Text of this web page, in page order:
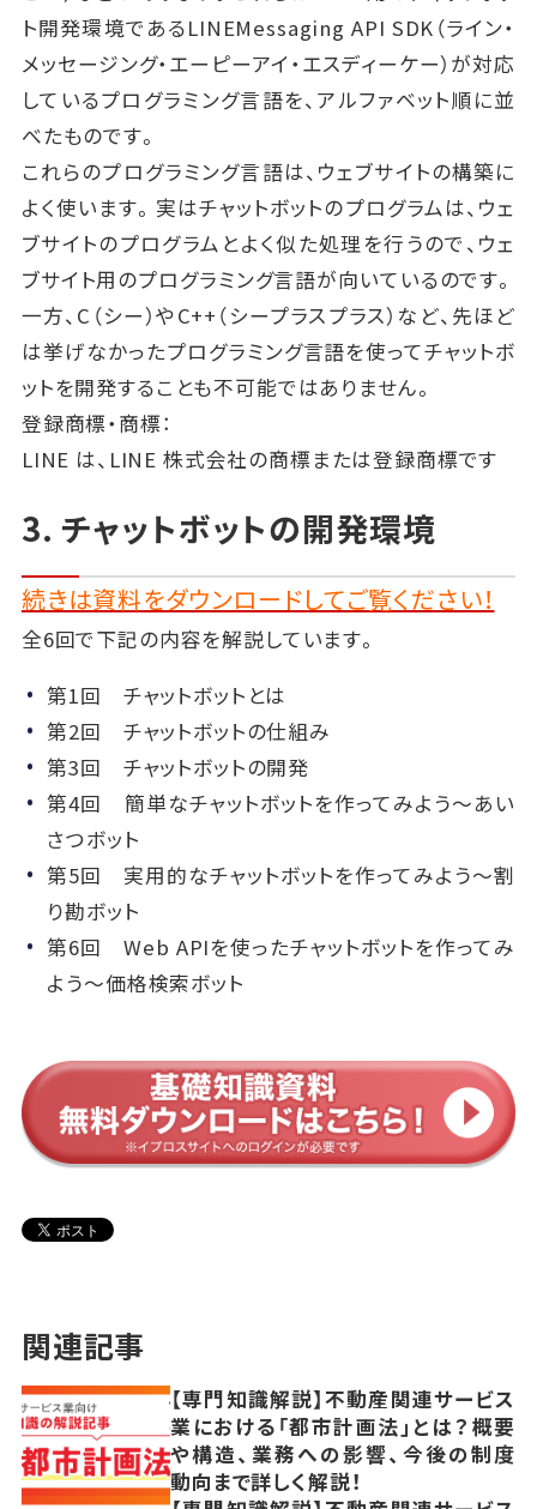
ト開発環境であるLINEMessaging API SDK（ライン・
メッセージング・エーピーアイ・エスディーケー）が対応
しているプログラミング言語を、アルファベット順に並
べたものです。
これらのプログラミング言語は、ウェブサイトの構築に
よく使います。実はチャットボットのプログラムは、ウェ
ブサイトのプログラムとよく似た処理を行うので、ウェ
ブサイト用のプログラミング言語が向いているのです。
一方、C（シー）やC++（シープラスプラス）など、先ほど
は挙げなかったプログラミング言語を使ってチャットボ
ットを開発することも不可能ではありません。
登録商標・商標：
LINE は、LINE 株式会社の商標または登録商標です
3. チャットボットの開発環境
続きは資料をダウンロードしてご覧ください！
全6回で下記の内容を解説しています。
第1回 チャットボットとは
第2回 チャットボットの仕組み
第3回 チャットボットの開発
第4回 簡単なチャットボットを作ってみよう～あい
さつボット
第5回 実用的なチャットボットを作ってみよう～割
り勘ボット
第6回 Web APIを使ったチャットボットを作ってみ
よう～価格検索ボット
関連記事
【専門知識解説】不動産関連サービス
業における「都市計画法」とは？概要
や構造、業務への影響、今後の制度
動向まで詳しく解説！